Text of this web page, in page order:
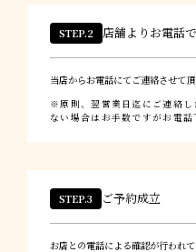
STEP.2 店舗よりお電話
当店からお電話にてご連絡させて頂
原則、翌営業日迄にご連絡
ない場合はお手数ですがお電話
STEP.3 ご予約成立
お店との電話による確認が行われて